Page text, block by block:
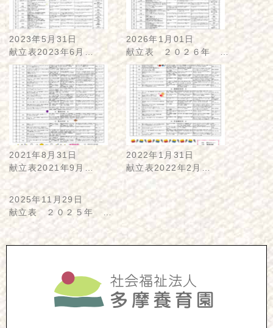
2023年5月31日
献立表2023年6月…
2026年1月01日
献立表 ２０２６年 …
2021年8月31日
献立表2021年9月…
2022年1月31日
献立表2022年2月…
2025年11月29日
献立表 ２０２５年 …